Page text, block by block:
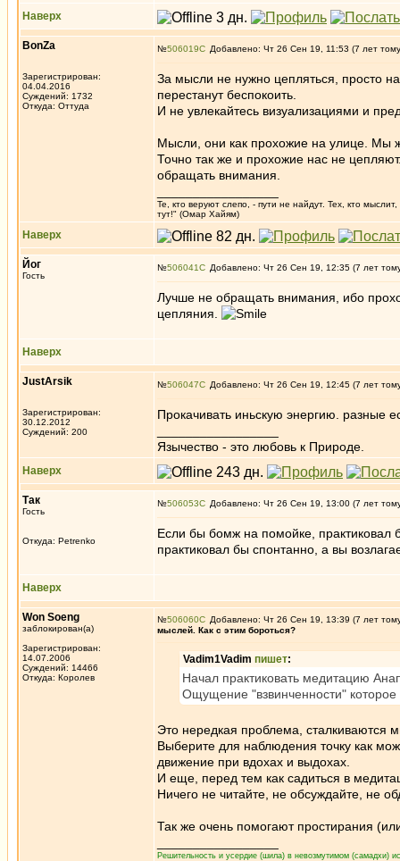
Наверх
BonZa
Зарегистрирован:
04.04.2016
Суждений: 1732
Откуда: Oттyдa
№506019 Добавлено: Чт 26 Сен 19, 11:53 (7 лет
За мысли не нужно цепляться, просто
перестанут беспокоить.
И не увлекайтесь визуализациями и
Мысли, они как прохожие на улице. Мы
Точно так же и прохожие нас не
обращать внимания.
Те, кто веруют слепо, - пути не найдут. Тех, кто
тут!" (Омар Хайям)
Наверх
Йог
Гость
№506041 Добавлено: Чт 26 Сен 19, 12:35 (7 лет
Лучше не обращать внимания, ибо
цепляния.
Наверх
JustArsik
Зарегистрирован:
30.12.2012
Суждений: 200
№506047 Добавлено: Чт 26 Сен 19, 12:45 (7 лет
Прокачивать иньскую энергию. разные
Язычество - это любовь к Природе.
Наверх
Так
Гость
Откуда: Petrenko
№506053 Добавлено: Чт 26 Сен 19, 13:00 (7 лет
Если бы бомж на помойке, практиковал
практиковал бы спонтанно, а вы
Наверх
Won Soeng
заблокирован(а)
Зарегистрирован:
14.07.2006
Суждений: 14466
Откуда: Королев
№506060
Добавлено: Чт 26 Сен 19, 13:39 (7 лет
мыслей. Как с этим бороться?
Vadim1Vadim пишет:
Начал практиковать медитацию
Ощущение "взвинченности"
Это нередкая проблема, сталкиваются
Выберите для наблюдения точку как
движение при вдохах и выдохах.
И еще, перед тем как садиться в
Ничего не читайте, не обсуждайте, не
Так же очень помогают простирания
Решительность и усердие (шила) в невозмутимом (самадхи)